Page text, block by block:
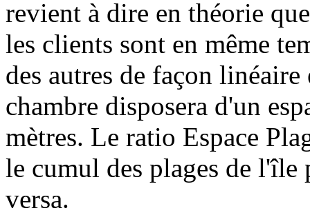
revient à dire en théorie
les clients sont en même
des autres de façon
chambre disposera d'un
mètres. Le ratio Espace
le cumul des plages de
versa.